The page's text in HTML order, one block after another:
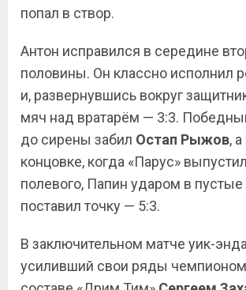
попал в створ.
Антон исправился в середине
половины. Он классно исполнил
и, развернувшись вокруг
мяч над вратарём — 3:3.
до сирены забил Остап Рыжов,
концовке, когда «Парус»
полевого, Папин ударом в пустые
поставил точку — 5:3.
В заключительном матче уик-
усиливший свои ряды чемпионом